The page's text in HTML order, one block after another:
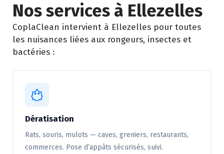
Nos services à Ellezelles
CoplaClean intervient à Ellezelles pour toutes
les nuisances liées aux rongeurs, insectes et
bactéries :
Dératisation
Rats, souris, mulots — caves, greniers, restaurants,
commerces. Pose d’appâts sécurisés, suivi.